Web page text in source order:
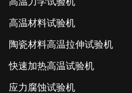
高温材料试验机
陶瓷材料高温拉伸试验机
快速加热高温试验机
应力腐蚀试验机